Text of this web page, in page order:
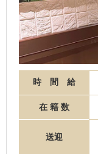
時 間 給
在 籍 数
送迎